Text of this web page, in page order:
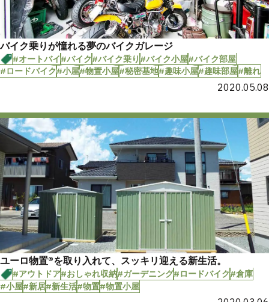
バイク乗りが憧れる夢のバイクガレージ
#オートバイ#バイク#バイク乗り#バイク小屋#バイク部屋
#ロードバイク#小屋#物置小屋#秘密基地#趣味小屋#趣味部屋#離れ
2020.05.08
ユーロ物置®︎を取り入れて、スッキリ迎える新生活。
#アウトドア#おしゃれ収納#ガーデニング#ロードバイク#倉庫
#小屋#新居#新生活#物置#物置小屋